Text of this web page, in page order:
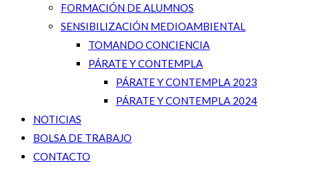
FORMACIÓN DE ALUMNOS
SENSIBILIZACIÓN MEDIOAMBIENTAL
TOMANDO CONCIENCIA
PÁRATE Y CONTEMPLA
PÁRATE Y CONTEMPLA 2023
PÁRATE Y CONTEMPLA 2024
NOTICIAS
BOLSA DE TRABAJO
CONTACTO